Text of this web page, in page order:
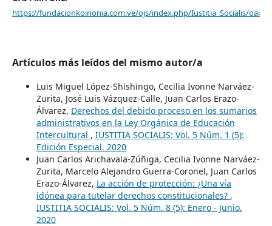
https://fundacionkoinonia.com.ve/ojs/index.php/Iustitia_Socialis/oai
Artículos más leídos del mismo autor/a
Luis Miguel López-Shishingo, Cecilia Ivonne Narváez-
Zurita, José Luis Vázquez-Calle, Juan Carlos Erazo-
Álvarez, Derechos del debido proceso en los sumarios
administrativos en la Ley Orgánica de Educación
Intercultural , IUSTITIA SOCIALIS: Vol. 5 Núm. 1 (5):
Edición Especial. 2020
Juan Carlos Arichavala-Zúñiga, Cecilia Ivonne Narváez-
Zurita, Marcelo Alejandro Guerra-Coronel, Juan Carlos
Erazo-Álvarez, La acción de protección: ¿Una vía
idónea para tutelar derechos constitucionales? ,
IUSTITIA SOCIALIS: Vol. 5 Núm. 8 (5): Enero - Junio.
2020